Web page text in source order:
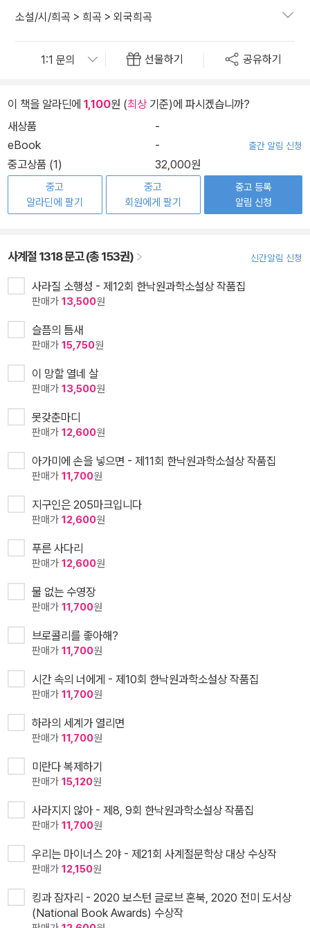
소설/시/희곡 > 희곡 > 외국희곡
선물하기 공유하기
이 책을 알라딘에 1,100원 (최상기준)에 파시겠습니까?
새상품
-
eBook
- 출간 알림 신청
중고상품 (1) 32,000원
중고
알라딘에 팔기
중고
회원에게 팔기
중고 등록
알림 신청
사계절 1318 문고 (총 153권) 신간알림 신청
사라질 소행성 - 제12회 한낙원과학소설상 작품집
판매가 13,500원
슬픔의 틈새
판매가 15,750원
이 망할 열네 살
판매가 13,500원
못갖춘마디
판매가 12,600원
아가미에 손을 넣으면 - 제11회 한낙원과학소설상 작품집
판매가 11,700원
지구인은 205마크입니다
판매가 12,600원
푸른 사다리
판매가 12,600원
물 없는 수영장
판매가 11,700원
브로콜리를 좋아해?
판매가 11,700원
시간 속의 너에게 - 제10회 한낙원과학소설상 작품집
판매가 11,700원
하라의 세계가 열리면
판매가 11,700원
미란다 복제하기
판매가 15,120원
사라지지 않아 - 제8, 9회 한낙원과학소설상 작품집
판매가 11,700원
우리는 마이너스 2야 - 제21회 사계절문학상 대상 수상작
판매가 12,150원
킹과 잠자리 - 2020 보스턴 글로브 혼북, 2020 전미 도서상
(National Book Awards) 수상작